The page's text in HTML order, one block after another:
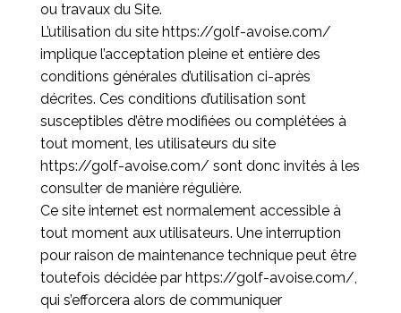
ou travaux du Site.
L’utilisation du site https://golf-avoise.com/
implique l’acceptation pleine et entière des
conditions générales d’utilisation ci-après
décrites. Ces conditions d’utilisation sont
susceptibles d’être modifiées ou complétées à
tout moment, les utilisateurs du site
https://golf-avoise.com/ sont donc invités à les
consulter de manière régulière.
Ce site internet est normalement accessible à
tout moment aux utilisateurs. Une interruption
pour raison de maintenance technique peut être
toutefois décidée par https://golf-avoise.com/,
qui s’efforcera alors de communiquer